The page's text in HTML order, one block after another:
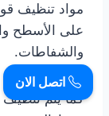
مواد تنظيف
على الأسطح
والشفاطات.
كما يتم تنظيف
اتصل الان